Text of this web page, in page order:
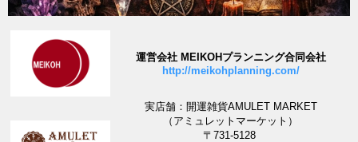
運営会社 MEIKOHプランニング合同会社
http://meikohplanning.com/
実店舗：開運雑貨AMULET MARKET
（アミュレットマーケット）
〒731-5128